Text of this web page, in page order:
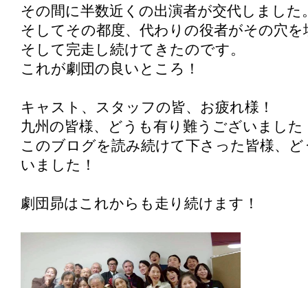
その間に半数近くの出演者が交代しました
そしてその都度、代わりの役者がその穴
そして完走し続けてきたのです。
これが劇団の良いところ！
キャスト、スタッフの皆、お疲れ様！
九州の皆様、どうも有り難うございました
このブログを読み続けて下さった皆様、
いました！
劇団昴はこれからも走り続けます！